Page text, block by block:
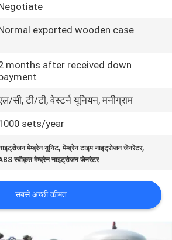
exported wooden case
months after received down
सी, टी/टी, वेस्टर्न यूनियन, मनीग्राम
sets/year
मेम्ब्रेन यूनिट,मेम्ब्रेन टाइप नाइट्रोजन जेनरेटर,
स्वीकृत मेम्ब्रेन नाइट्रोजन जेनरेटर
सबसे अच्छी कीमत